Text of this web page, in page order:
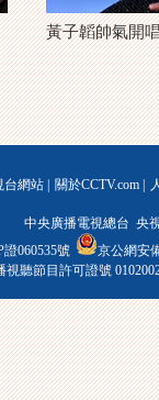
黃子韜帥氣開
台網站 關於CCTV.com
中央廣播電視總台 央
證060535號
京公網安
視聽節目許可證號